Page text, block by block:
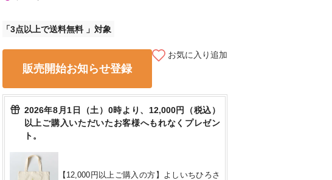
身長160cm/ F
3点以上で送料無料
販売開始お知らせ登録
お気に入り追加
2026年8月1日（土）0時より、12,000円（税込）
以上ご購入いただいたお客様へもれなくプレゼン
ト。
【12,000円以上ご購入の方】よしいちひろさ